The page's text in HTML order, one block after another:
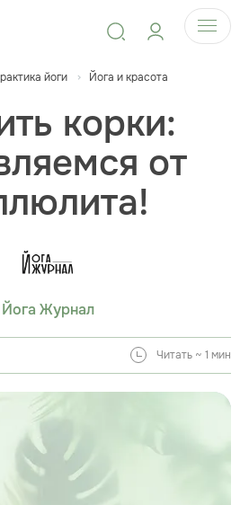
йоги Йога и красота
корки:
от
Йога Журнал
Читать ~ 1 мин